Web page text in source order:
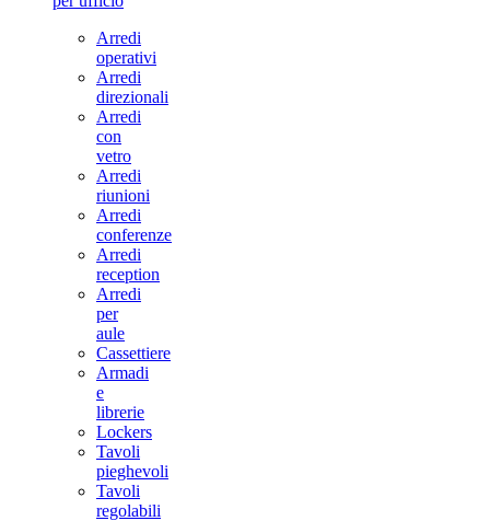
Arredi
operativi
Arredi
direzionali
Arredi
con
vetro
Arredi
riunioni
Arredi
conferenze
Arredi
reception
Arredi
per
aule
Cassettiere
Armadi
e
librerie
Lockers
Tavoli
pieghevoli
Tavoli
regolabili